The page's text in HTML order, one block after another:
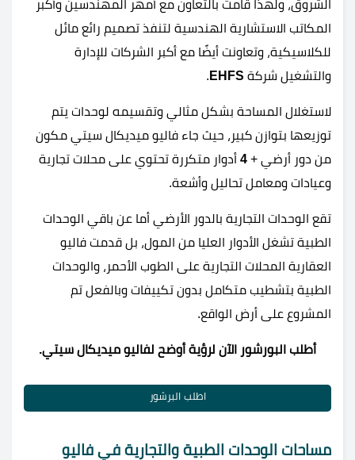
الشروق، ولهذا قامت بالتعاون مع أمهر المهندسين وأكبر
المكاتب الاستشارية الهندسية لتنفذ تصميم رائع مائل
للكلاسيكية، وتعاونت أيضًا مع أكبر الشركات للإدارة
والتشغيل شركة EHFS
.
لاستغلال المساحة بشكل مثالي وتقسيمه لوحدات يتم
توزيعها بتوازن كبير، حيث جاء فاليو ميديكال سيتي مكون
من دور أرضي + 4 أدوار متكررة تحتوي على محلات تجارية
وعيادات ومعامل تحاليل وأشعة.
تقع الوحدات التجارية بالدور الأرضي أما عن باقي الوحدات
الطبية تشغل الأدوار العليا من المول، بل قدمت فاليو
العقارية المحلات التجارية على الطوب الأحمر، والوحدات
الطبية بتشطيب متكامل بدون تكييفات وبالفعل تم
المشروع على أرض الواقع.
أطلب البورشور الآن لرؤية أوضح لفاليو ميديكال سيتي.
اطلب البرشور
مساحات الوحدات الطبية والتجارية في فاليو